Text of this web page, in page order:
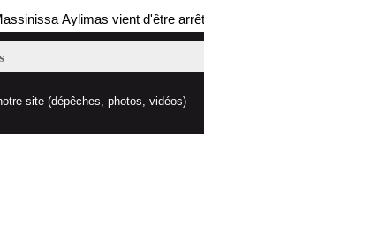
Aylimas vient d'être arrêté par les autorités coloniales
site (dépêches, photos, vidéos)